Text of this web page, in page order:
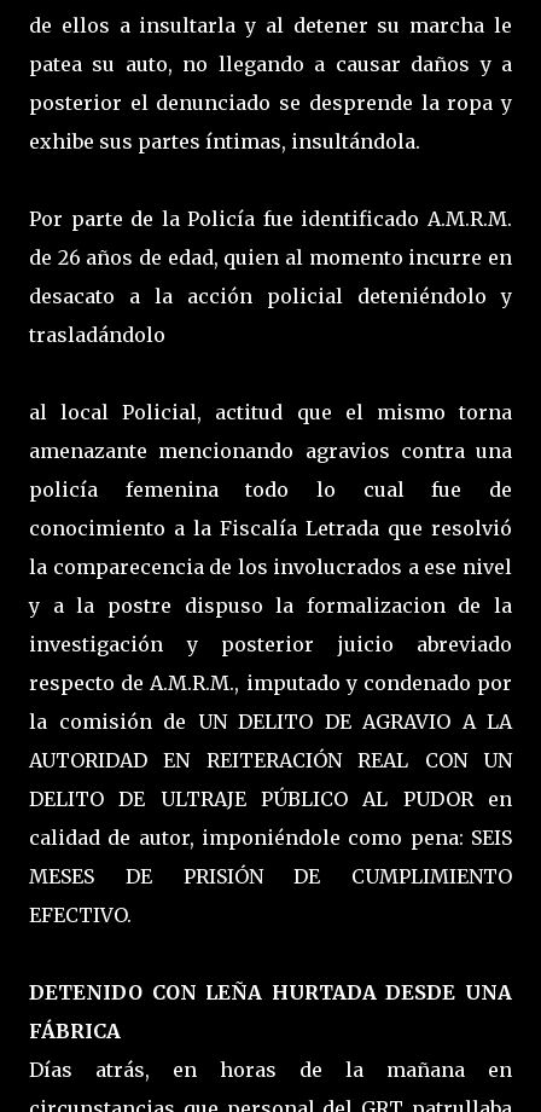
de ellos a insultarla y al detener su marcha le
patea su auto, no llegando a causar daños y a
posterior el denunciado se desprende la ropa y
exhibe sus partes íntimas, insultándola.
Por parte de la Policía fue identificado A.M.R.M.
de 26 años de edad, quien al momento incurre en
desacato a la acción policial deteniéndolo y
trasladándolo
al local Policial, actitud que el mismo torna
amenazante mencionando agravios contra una
policía femenina todo lo cual fue de
conocimiento a la Fiscalía Letrada que resolvió
la comparecencia de los involucrados a ese nivel
y a la postre dispuso la formalizacion de la
investigación y posterior juicio abreviado
respecto de A.M.R.M., imputado y condenado por
la comisión de UN DELITO DE AGRAVIO A LA
AUTORIDAD EN REITERACIÓN REAL CON UN
DELITO DE ULTRAJE PÚBLICO AL PUDOR en
calidad de autor, imponiéndole como pena: SEIS
MESES DE PRISIÓN DE CUMPLIMIENTO
EFECTIVO.
DETENIDO CON LEÑA HURTADA DESDE UNA
FÁBRICA
Días atrás, en horas de la mañana en